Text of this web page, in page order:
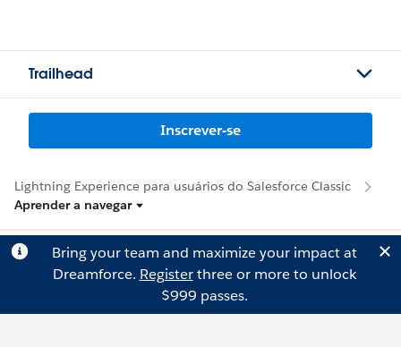
Trailhead
Inscrever-se
Lightning Experience para usuários do Salesforce Classic
Aprender a navegar
Bring your team and maximize your impact at
Dreamforce. Registerthree or more to unlock
$999 passes.